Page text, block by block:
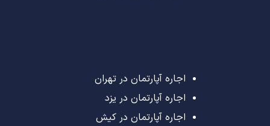
اجاره آپارتمان در تهران
اجاره آپارتمان در یزد
اجاره آپارتمان در کیش